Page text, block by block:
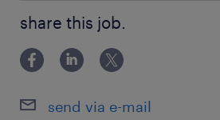
休日休暇
シフト制
がある方歓迎◎
share this job.
send via e-mail